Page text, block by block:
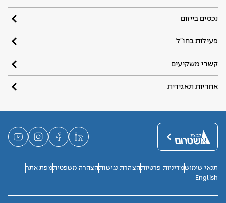
נכסים בייזום
פעילות בחו”ל
קשרי משקיעים
אחריות תאגידית
תנאי שימושמדיניות פרטיותהצהרת נגישותהצהרה משפטיתמפת אתר
English